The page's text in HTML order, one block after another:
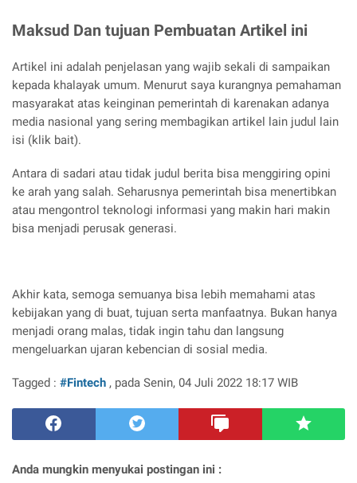
Maksud Dan tujuan Pembuatan Artikel ini
Artikel ini adalah penjelasan yang wajib sekali di sampaikan
kepada khalayak umum. Menurut saya kurangnya pemahaman
masyarakat atas keinginan pemerintah di karenakan adanya
media nasional yang sering membagikan artikel lain judul lain
isi (klik bait).
Antara di sadari atau tidak judul berita bisa menggiring opini
ke arah yang salah. Seharusnya pemerintah bisa menertibkan
atau mengontrol teknologi informasi yang makin hari makin
bisa menjadi perusak generasi.
Akhir kata, semoga semuanya bisa lebih memahami atas
kebijakan yang di buat, tujuan serta manfaatnya. Bukan hanya
menjadi orang malas, tidak ingin tahu dan langsung
mengeluarkan ujaran kebencian di sosial media.
Tagged : #Fintech , pada Senin, 04 Juli 2022 18:17 WIB
Anda mungkin menyukai postingan ini :